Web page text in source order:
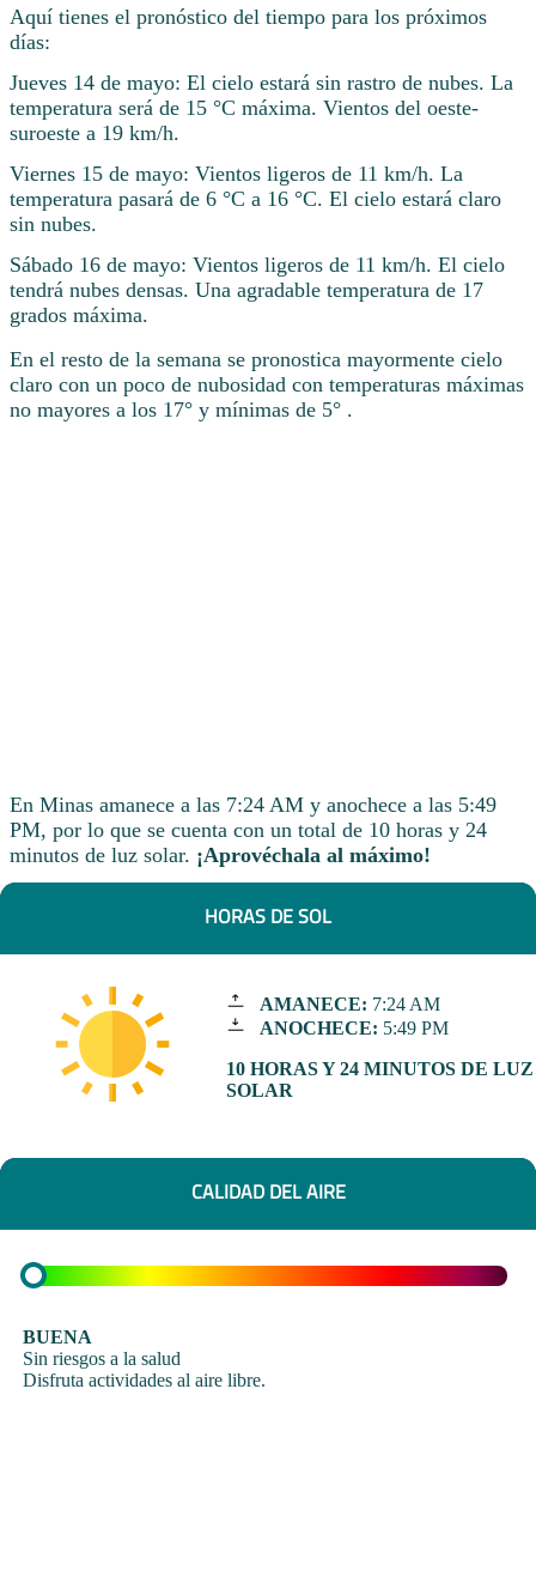
Aquí tienes el pronóstico del tiempo para los próximos
días:
Jueves 14 de mayo: El cielo estará sin rastro de nubes. La
temperatura será de 15 °C máxima. Vientos del oeste-
suroeste a 19 km/h.
Viernes 15 de mayo: Vientos ligeros de 11 km/h. La
temperatura pasará de 6 °C a 16 °C. El cielo estará claro
sin nubes.
Sábado 16 de mayo: Vientos ligeros de 11 km/h. El cielo
tendrá nubes densas. Una agradable temperatura de 17
grados máxima.
En el resto de la semana se pronostica mayormente cielo
claro con un poco de nubosidad con temperaturas máximas
no mayores a los 17° y mínimas de 5° .
En Minas amanece a las 7:24 AM y anochece a las 5:49
PM, por lo que se cuenta con un total de 10 horas y 24
minutos de luz solar. ¡Aprovéchala al máximo!
HORAS DE SOL
AMANECE: 7:24 AM
ANOCHECE: 5:49 PM
10 HORAS Y 24 MINUTOS DE LUZ
SOLAR
CALIDAD DEL AIRE
BUENA
Sin riesgos a la salud
Disfruta actividades al aire libre.